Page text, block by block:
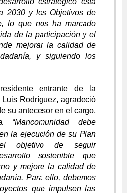
estratégico está
2030 y los Objetivos de
lo que nos ha marcado
de la participación y el
mejorar la calidad de
y siguiendo los
entrante de la
Luis Rodríguez, agradeció
su antecesor en el cargo,
“Mancomunidad debe
la ejecución de su Plan
objetivo de seguir
sostenible que
y mejore la calidad de
Para ello, debemos
que impulsen las